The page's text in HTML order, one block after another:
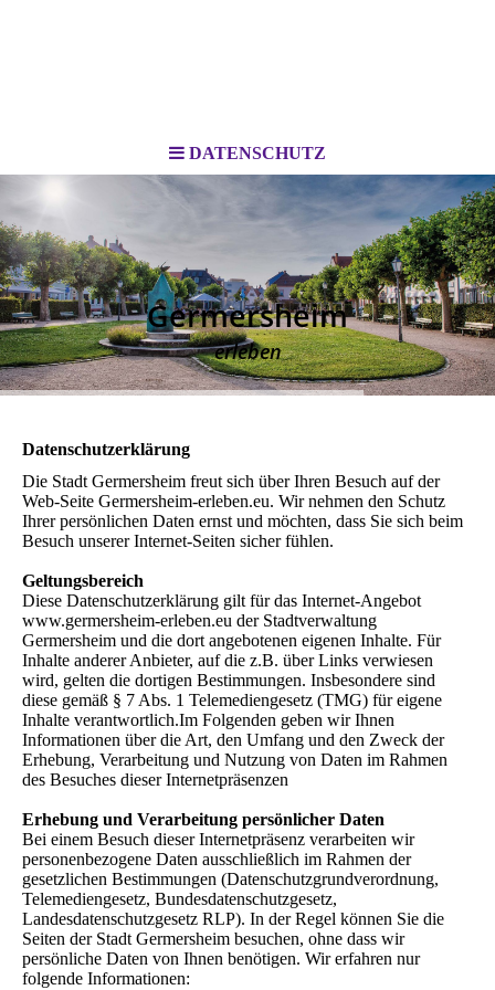
DATENSCHUTZ
Germersheim
erleben
Datenschutzerklärung
Die Stadt Germersheim freut sich über Ihren Besuch auf der
Web-Seite Germersheim-erleben.eu. Wir nehmen den Schutz
Ihrer persönlichen Daten ernst und möchten, dass Sie sich beim
Besuch unserer Internet-Seiten sicher fühlen.
Geltungsbereich
Diese Datenschutzerklärung gilt für das Internet-Angebot
www.germersheim-erleben.eu der Stadtverwaltung
Germersheim und die dort angebotenen eigenen Inhalte. Für
Inhalte anderer Anbieter, auf die z.B. über Links verwiesen
wird, gelten die dortigen Bestimmungen. Insbesondere sind
diese gemäß § 7 Abs. 1 Telemediengesetz (TMG) für eigene
Inhalte verantwortlich.Im Folgenden geben wir Ihnen
Informationen über die Art, den Umfang und den Zweck der
Erhebung, Verarbeitung und Nutzung von Daten im Rahmen
des Besuches dieser Internetpräsenzen
Erhebung und Verarbeitung persönlicher Daten
Bei einem Besuch dieser Internetpräsenz verarbeiten wir
personenbezogene Daten ausschließlich im Rahmen der
gesetzlichen Bestimmungen (Datenschutzgrundverordnung,
Telemediengesetz, Bundesdatenschutzgesetz,
Landesdatenschutzgesetz RLP). In der Regel können Sie die
Seiten der Stadt Germersheim besuchen, ohne dass wir
persönliche Daten von Ihnen benötigen. Wir erfahren nur
folgende Informationen: